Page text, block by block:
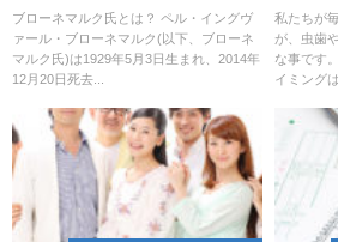
ブローネマルク氏とは？ ペル・イングヴ
ァール・ブローネマルク(以下、ブローネ
マルク氏)は1929年5月3日生まれ、2014年
12月20日死去...
私たちが
が、虫歯
な事です
イミング